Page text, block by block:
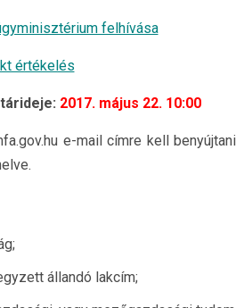
felhívása
értékelés
2017. május 22. 10:00
e-mail címre kell
állandó lakcím;